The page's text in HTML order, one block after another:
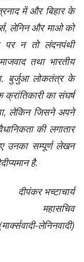
में और बिहार के
लेनिन और माओ को
पर न तो लंदनपंथी
तथा भारतीय
बुर्जुआ लोकतंत्र के
का संघर्ष
लेकिन जिसने अपने
की लगातार
उनका सम्पूर्ण लेखन
है.
दीपंकर भच्टाचार्य
महासचिव
लेनिनवादी)